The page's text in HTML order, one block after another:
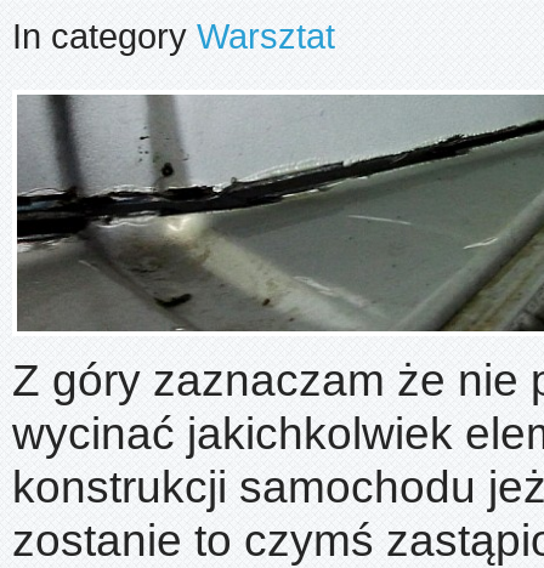
In category Warsztat
Z góry zaznaczam że nie
wycinać jakichkolwiek
konstrukcji samochodu
zostanie to czymś